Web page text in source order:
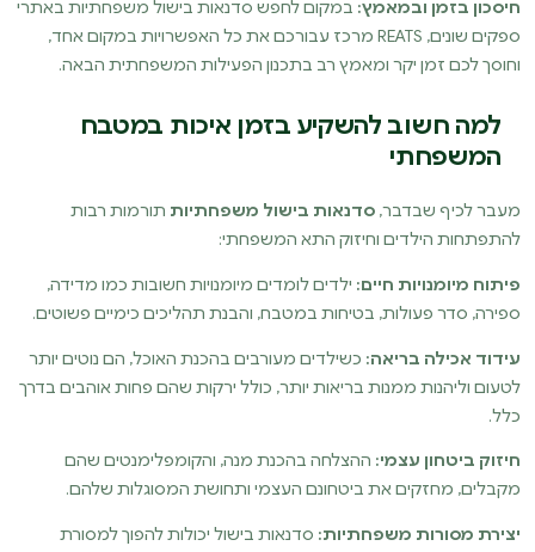
חיסכון בזמן ובמאמץ: במקום לחפש סדנאות בישול משפחתיות באתרי
ספקים שונים, REATS מרכז עבורכם את כל האפשרויות במקום אחד,
וחוסך לכם זמן יקר ומאמץ רב בתכנון הפעילות המשפחתית הבאה.
למה חשוב להשקיע בזמן איכות במטבח
המשפחתי
מעבר לכיף שבדבר, סדנאות בישול משפחתיות תורמות רבות
להתפתחות הילדים וחיזוק התא המשפחתי:
פיתוח מיומנויות חיים: ילדים לומדים מיומנויות חשובות כמו מדידה,
ספירה, סדר פעולות, בטיחות במטבח, והבנת תהליכים כימיים פשוטים.
עידוד אכילה בריאה: כשילדים מעורבים בהכנת האוכל, הם נוטים יותר
לטעום וליהנות ממנות בריאות יותר, כולל ירקות שהם פחות אוהבים בדרך
כלל.
חיזוק ביטחון עצמי: ההצלחה בהכנת מנה, והקומפלימנטים שהם
מקבלים, מחזקים את ביטחונם העצמי ותחושת המסוגלות שלהם.
יצירת מסורות משפחתיות: סדנאות בישול יכולות להפוך למסורת